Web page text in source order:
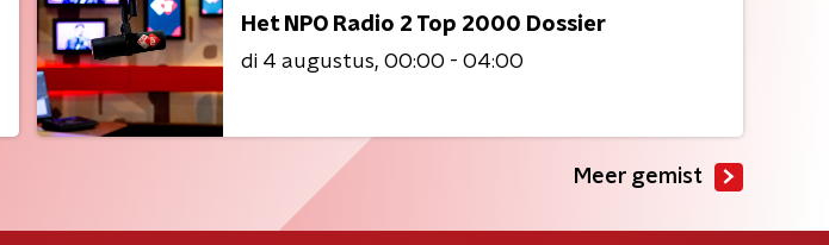
Het NPO Radio 2 Top 2000 Dossier
di 4 augustus 00:00 - 04:00
Meer gemist